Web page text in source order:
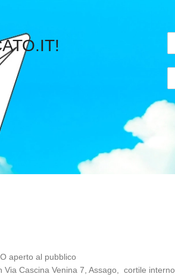
aperto al pubblico
Via Cascina Venina 7, Assago, cortile interno,